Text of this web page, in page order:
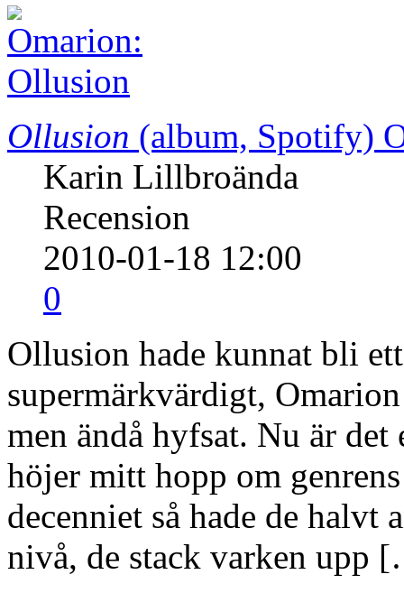
Ollusion (album, Spotify)
Karin Lillbroända
Recension
2010-01-18 12:00
0
Ollusion hade kunnat bli
supermärkvärdigt,
men ändå hyfsat. Nu är
höjer mitt hopp om
decenniet så hade de halvt
nivå, de stack varken upp